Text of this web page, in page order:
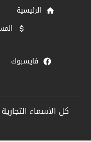
الرئيسية
فايسبوك
كل الأسماء